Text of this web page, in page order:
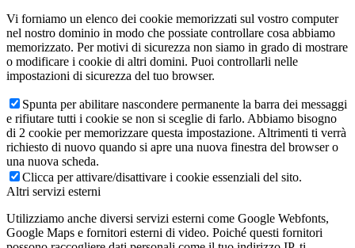
Vi forniamo un elenco dei cookie memorizzati sul vostro computer
nel nostro dominio in modo che possiate controllare cosa abbiamo
memorizzato. Per motivi di sicurezza non siamo in grado di mostrare
o modificare i cookie di altri domini. Puoi controllarli nelle
impostazioni di sicurezza del tuo browser.
Spunta per abilitare nascondere permanente la barra dei messaggi
e rifiutare tutti i cookie se non si sceglie di farlo. Abbiamo bisogno
di 2 cookie per memorizzare questa impostazione. Altrimenti ti verrà
richiesto di nuovo quando si apre una nuova finestra del browser o
una nuova scheda.
Clicca per attivare/disattivare i cookie essenziali del sito.
Altri servizi esterni
Utilizziamo anche diversi servizi esterni come Google Webfonts,
Google Maps e fornitori esterni di video. Poiché questi fornitori